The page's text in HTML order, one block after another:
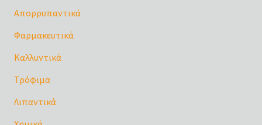
Απορρυπαντικά
Φαρμακευτικά
Καλλυντικά
Τρόφιμα
Λιπαντικά